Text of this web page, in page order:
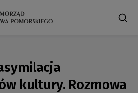
kultury. Rozmowa